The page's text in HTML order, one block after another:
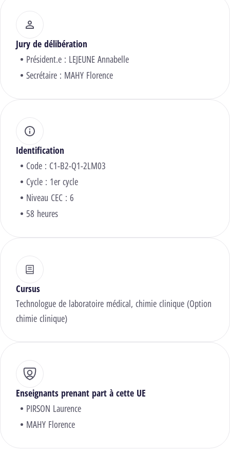
Jury de délibération
Président.e : LEJEUNE Annabelle
Secrétaire : MAHY Florence
Identification
Code : C1-B2-Q1-2LM03
Cycle : 1er cycle
Niveau CEC : 6
58 heures
Cursus
Technologue de laboratoire médical, chimie clinique (Option
chimie clinique)
Enseignants prenant part à cette UE
PIRSON Laurence
MAHY Florence